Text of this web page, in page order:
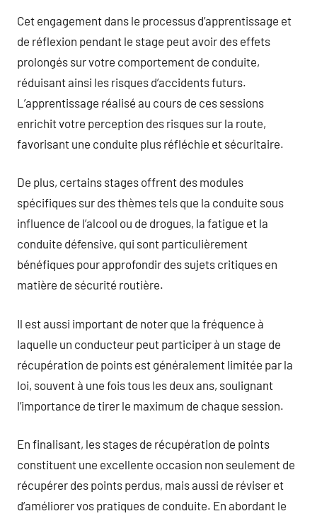
Cet engagement dans le processus d’apprentissage et
de réflexion pendant le stage peut avoir des effets
prolongés sur votre comportement de conduite,
réduisant ainsi les risques d’accidents futurs.
L’apprentissage réalisé au cours de ces sessions
enrichit votre perception des risques sur la route,
favorisant une conduite plus réfléchie et sécuritaire.
De plus, certains stages offrent des modules
spécifiques sur des thèmes tels que la conduite sous
influence de l’alcool ou de drogues, la fatigue et la
conduite défensive, qui sont particulièrement
bénéfiques pour approfondir des sujets critiques en
matière de sécurité routière.
Il est aussi important de noter que la fréquence à
laquelle un conducteur peut participer à un stage de
récupération de points est généralement limitée par la
loi, souvent à une fois tous les deux ans, soulignant
l’importance de tirer le maximum de chaque session.
En finalisant, les stages de récupération de points
constituent une excellente occasion non seulement de
récupérer des points perdus, mais aussi de réviser et
d’améliorer vos pratiques de conduite. En abordant le